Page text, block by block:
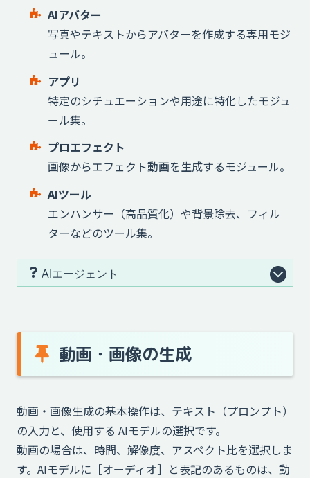
AIアバター
写真やテキストからアバターを作成する専用モジ
ュール。
アプリ
特定のシチュエーションや用途に特化したモジュ
ール集。
プロエフェクト
画像からエフェクト動画を生成するモジュール。
AIツール
エンハンサー（高品質化）や背景除去、フィル
ターなどのツール集。
AIエージェント
動画・画像の生成
動画・画像生成の基本操作は、テキスト（プロンプト）
の入力と、使用する AIモデルの選択です。
動画の場合は、時間、解像度、アスペクト比を選択しま
す。AIモデルに［オーディオ］と表記のあるものは、動